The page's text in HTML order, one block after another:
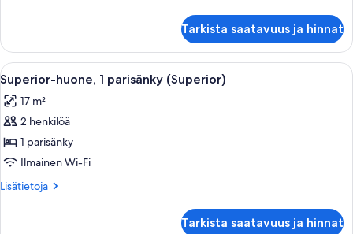
Suite
Deluxe)
kuvat
1
parisänky
ja
vuodesohva
(Junior
Suite
Tarkista saatavuus ja hinnat
Avaa
kaikki
huonetyypin
Superior-
huone,
1
parisänky
(Superior)
Hotellihuone, jossa on suuri sänky,
4
Superior-huone, 1 parisänky (Superior)
17 m²
2 henkilöä
1 parisänky
Ilmainen Wi-Fi
Lisätietoja
Lisätietoja
Tarkista saatavuus ja hinnat